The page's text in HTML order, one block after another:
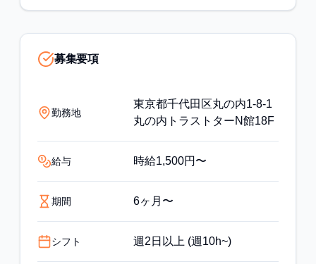
募集要項
勤務地
東京都千代田区丸の内1-8-1
丸の内トラストターN館18F
給与 時給1,500円〜
期間 6ヶ月〜
シフト 週2日以上 (週10h~)